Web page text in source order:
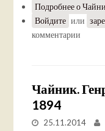
Подробнеео
Войдите или
комментарии
Чайник.
1894
25.11.2014